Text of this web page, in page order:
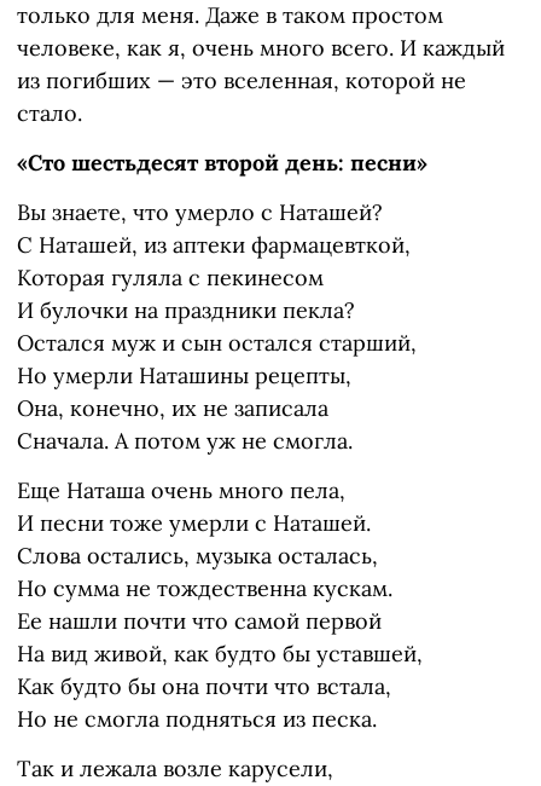
только для меня. Даже в таком простом
человеке, как я, очень много всего. И каждый
из погибших — это вселенная, которой не
стало.
«Сто шестьдесят второй день: песни»
Вы знаете, что умерло с Наташей?
С Наташей, из аптеки фармацевткой,
Которая гуляла с пекинесом
И булочки на праздники пекла?
Остался муж и сын остался старший,
Но умерли Наташины рецепты,
Она, конечно, их не записала
Сначала. А потом уж не смогла.
Еще Наташа очень много пела,
И песни тоже умерли с Наташей.
Слова остались, музыка осталась,
Но сумма не тождественна кускам.
Ее нашли почти что самой первой
На вид живой, как будто бы уставшей,
Как будто бы она почти что встала,
Но не смогла подняться из песка.
Так и лежала возле карусели,